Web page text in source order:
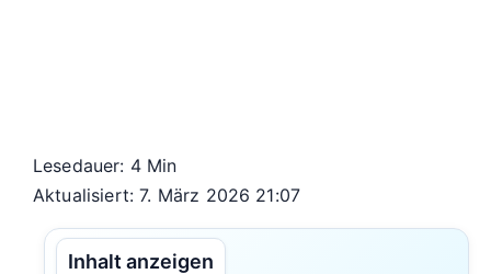
Lesedauer: 4 Min
Aktualisiert: 7. März 2026 21:07
Inhalt anzeigen